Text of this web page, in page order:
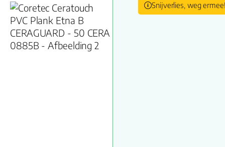
Snijverlies, weg